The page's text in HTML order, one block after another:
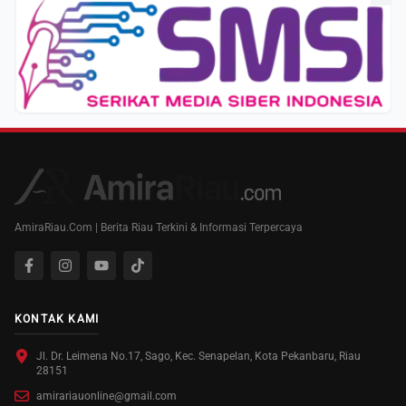
AmiraRiau.Com | Berita Riau Terkini & Informasi Terpercaya
KONTAK KAMI
Jl. Dr. Leimena No.17, Sago, Kec. Senapelan, Kota Pekanbaru, Riau
28151
amirariauonline@gmail.com